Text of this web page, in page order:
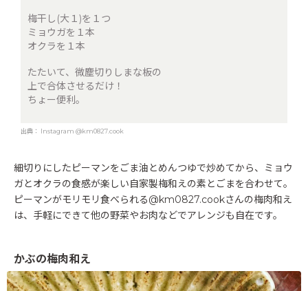
梅干し(大１)を１つ
ミョウガを１本
オクラを１本
たたいて、微塵切りしまな板の
上で合体させるだけ！
ちょー便利。
出典： Instagram @km0827.cook
細切りにしたピーマンをごま油とめんつゆで炒めてから、ミョウ
ガとオクラの食感が楽しい自家製梅和えの素とごまを合わせて。
ピーマンがモリモリ食べられる@km0827.cookさんの梅肉和え
は、手軽にできて他の野菜やお肉などでアレンジも自在です。
かぶの梅肉和え